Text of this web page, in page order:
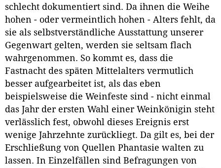
schlecht dokumentiert sind. Da ihnen die Weihe
hohen - oder vermeintlich hohen - Alters fehlt, da
sie als selbstverständliche Ausstattung unserer
Gegenwart gelten, werden sie seltsam flach
wahrgenommen. So kommt es, dass die
Fastnacht des späten Mittelalters vermutlich
besser aufgearbeitet ist, als das eben
beispielsweise die Weinfeste sind - nicht einmal
das Jahr der ersten Wahl einer Weinkönigin steht
verlässlich fest, obwohl dieses Ereignis erst
wenige Jahrzehnte zurückliegt. Da gilt es, bei der
Erschließung von Quellen Phantasie walten zu
lassen. In Einzelfällen sind Befragungen von